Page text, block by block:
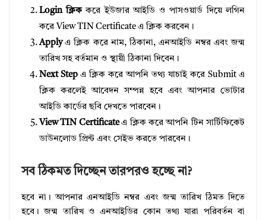
Login ক্লিককরে ইউজার আইডি ও পাসওয়ার্ড দিয়ে লগিন
করে View TIN Certificate এ ক্লিক করবেন।
Applyএ ক্লিক করে নাম, ঠিকানা, এনআইডি নম্বর এবং জন্ম
তারিখ সহ বর্তমান ও স্থায়ী ঠিকানা দিবেন।
Next Step এ ক্লিক করে আপনি তথ্য যাচাই করে Submit এ
ক্লিক করলেই আবেদন সম্পন্ন হবে এবং আপনার ভোটার
আইডি কার্ডের ছবি দেখতে পারবেন।
View TIN Certificateএ ক্লিক করে আপনি টিন সার্টিফিকেট
ডাউনলোড প্রিন্ট এবং সেইভ করতে পারবেন।
সব ঠিকমত দিচ্ছেন তারপরও হচ্ছে না?
হবে না। আপনার এনআইডি নম্বর এবং জন্ম তারিখ ঠিমত দিতে
হবে। জন্ম তারিখ ও এনআইডির কোন তথ্য যারা পরিবর্তন বা